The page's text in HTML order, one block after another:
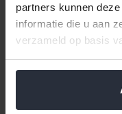
partners kunnen
informatie die u aan
verzameld op basis